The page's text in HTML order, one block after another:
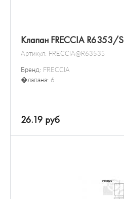
Клапан FRECCIA R6353/S
Артикул: FRECCIA@R6353S
Бренд: FRECCIA
�лапана: 6
26.19 руб